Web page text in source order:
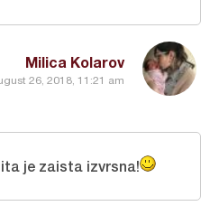
Milica Kolarov
26, 2018, 11:21 am
je zaista izvrsna!